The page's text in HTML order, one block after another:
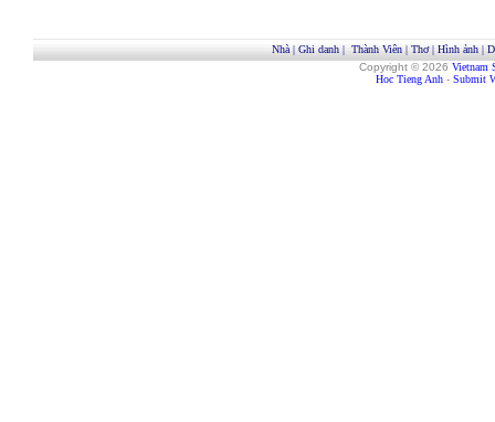
Nhà| Ghi danh| Thành Viên| Thơ| Hình ảnh|
Copyright © 2026 Vietnam
Hoc Tieng Anh - Submit